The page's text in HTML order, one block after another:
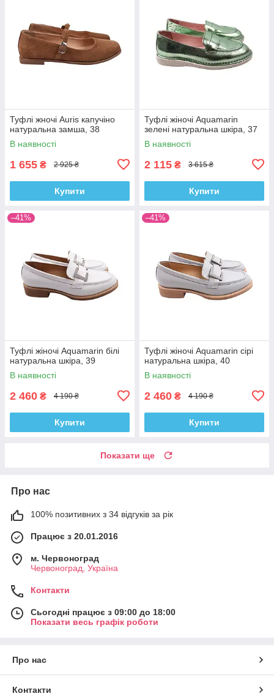
Туфлі жночі Auris капучіно
натуральна замша, 38
В наявності
1 655 ₴ 2 925 ₴
Купити
Туфлі жіночі Aquamarin
зелені натуральна шкіра, 37
В наявності
2 115 ₴ 3 615 ₴
Купити
–41%
Туфлі жіночі Aquamarin білі
натуральна шкіра, 39
В наявності
2 460 ₴ 4 190 ₴
Купити
–41%
Туфлі жіночі Aquamarin сірі
натуральна шкіра, 40
В наявності
2 460 ₴ 4 190 ₴
Купити
Показати ще
Про нас
100% позитивних з 34 відгуків за рік
Працює з 20.01.2016
м. Червоноград
Червоноград, Україна
Контакти
Сьогодні працює з 09:00 до 18:00
Показати весь графік роботи
Про нас
Контакти